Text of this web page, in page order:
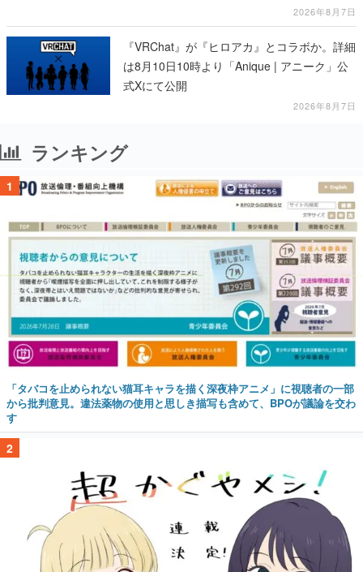
2026年8月7日
『VRChat』が『ヒロアカ』とコラボか。詳細
は8月10日10時より「Anique | アニーク」公
式Xにて公開
2026年8月7日
ランキング
1
「タバコを止められない猫耳キャラを描く深夜枠アニメ」に視聴者の一部
から批判意見。違法薬物の使用と思しき描写も含めて、BPOが議論を交わ
す
2